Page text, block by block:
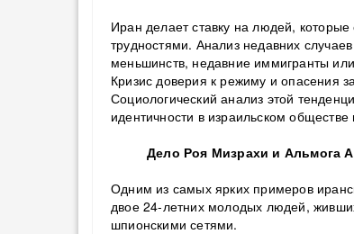
Иран делает ставку на людей,
трудностями. Анализ недавних
меньшинств, недавние иммигранты
Кризис доверия к режиму и опасения
Социологический анализ этой
идентичности в израильском
Дело Роя Мизрахи и Альмога
Одним из самых ярких примеров
двое 24-летних молодых людей,
шпионскими сетями.